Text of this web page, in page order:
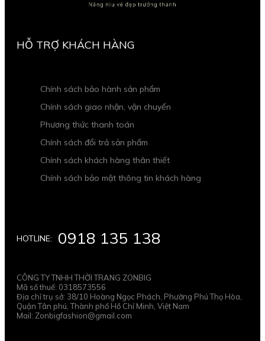
HOTLINE: 0918 135 138
CÔNG TY TNHH THỜI TRANG ZONBIG
Mã số thuế: 0318573556
Địa chỉ trụ sở: 38/10 Hoàng Ngọc Phách, Phường Phú Thọ Hòa,
Quận Tân phú, Thành phố Hồ Chí Minh, Việt Nam
Mail: Zonbigfashion@gmail.com
HỖ TRỢ KHÁCH HÀNG
Chính sách bảo hành sản phẩm
Chính sách giao nhận, vận chuyển
Phương thức thanh toán
Chính sách đổi trả sản phẩm
Chính sách khách hàng thân thiết
Chính sách bảo mật thông tin khách hàng